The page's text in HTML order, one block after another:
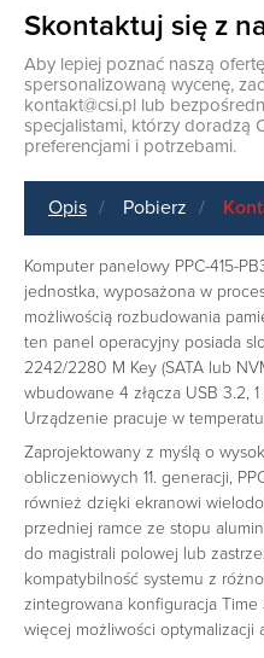
Skontaktuj się z
Aby lepiej poznać naszą
spersonalizowaną wycenę,
kontakt@csi.pl lub
specjalistami, którzy doradzą
preferencjami i potrzebami.
Opis Pobierz
Komputer panelowy PPC-415-
jednostka, wyposażona w
możliwością rozbudowania
ten panel operacyjny posiada
2242/2280 M Key (SATA lub
wbudowane 4 złącza USB 3.2,
Urządzenie pracuje w
Zaprojektowany z myślą o
obliczeniowych 11. generacji,
również dzięki ekranowi
przedniej ramce ze stopu
do magistrali polowej lub
kompatybilność systemu z
zintegrowana konfiguracja
więcej możliwości optymalizacji